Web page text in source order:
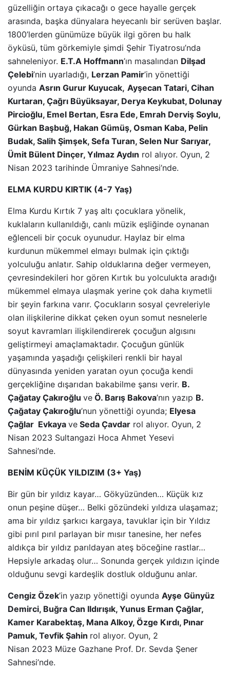
güzelliğin ortaya çıkacağı o gece hayalle gerçek
arasında, başka dünyalara heyecanlı bir serüven başlar.
1800’lerden günümüze büyük ilgi gören bu halk
öyküsü, tüm görkemiyle şimdi Şehir Tiyatrosu’nda
sahneleniyor. E.T.A Hoffmann’ın masalından Dilşad
Çelebi’nin uyarladığı, Lerzan Pamir’in yönettiği
oyunda Asrın Gurur Kuyucak, Ayşecan Tatari, Cihan
Kurtaran, Çağrı Büyüksayar, Derya Keykubat, Dolunay
Pircioğlu, Emel Bertan, Esra Ede, Emrah Derviş Soylu,
Gürkan Başbuğ, Hakan Gümüş, Osman Kaba, Pelin
Budak, Salih Şimşek, Sefa Turan, Selen Nur Sarıyar,
Ümit Bülent Dinçer, Yılmaz Aydın rol alıyor. Oyun, 2
Nisan 2023 tarihinde Ümraniye Sahnesi’nde.
ELMA KURDU KIRTIK (4-7 Yaş)
Elma Kurdu Kırtık 7 yaş altı çocuklara yönelik,
kuklaların kullanıldığı, canlı müzik eşliğinde oynanan
eğlenceli bir çocuk oyunudur. Haylaz bir elma
kurdunun mükemmel elmayı bulmak için çıktığı
yolculuğu anlatır. Sahip olduklarına değer vermeyen,
çevresindekileri hor gören Kırtık bu yolculukta aradığı
mükemmel elmaya ulaşmak yerine çok daha kıymetli
bir şeyin farkına varır. Çocukların sosyal çevreleriyle
olan ilişkilerine dikkat çeken oyun somut nesnelerle
soyut kavramları ilişkilendirerek çocuğun algısını
geliştirmeyi amaçlamaktadır. Çocuğun günlük
yaşamında yaşadığı çelişkileri renkli bir hayal
dünyasında yeniden yaratan oyun çocuğa kendi
gerçekliğine dışarıdan bakabilme şansı verir. B.
Çağatay Çakıroğlu ve Ö. Barış Bakova’nın yazıp B.
Çağatay Çakıroğlu’nun yönettiği oyunda; Elyesa
Çağlar Evkaya ve Seda Çavdar rol alıyor. Oyun, 2
Nisan 2023 Sultangazi Hoca Ahmet Yesevi
Sahnesi’nde.
BENİM KÜÇÜK YILDIZIM (3+ Yaş)
Bir gün bir yıldız kayar… Gökyüzünden… Küçük kız
onun peşine düşer… Belki gözündeki yıldıza ulaşamaz;
ama bir yıldız şarkıcı kargaya, tavuklar için bir Yıldız
gibi pırıl pırıl parlayan bir mısır tanesine, her nefes
aldıkça bir yıldız parıldayan ateş böceğine rastlar…
Hepsiyle arkadaş olur… Sonunda gerçek yıldızın içinde
olduğunu sevgi kardeşlik dostluk olduğunu anlar.
Cengiz Özek’in yazıp yönettiği oyunda Ayşe Günyüz
Demirci, Buğra Can Ildırışık, Yunus Erman Çağlar,
Kamer Karabektaş, Mana Alkoy, Özge Kırdı, Pınar
Pamuk, Tevfik Şahin rol alıyor. Oyun, 2
Nisan 2023 Müze Gazhane Prof. Dr. Sevda Şener
Sahnesi’nde.